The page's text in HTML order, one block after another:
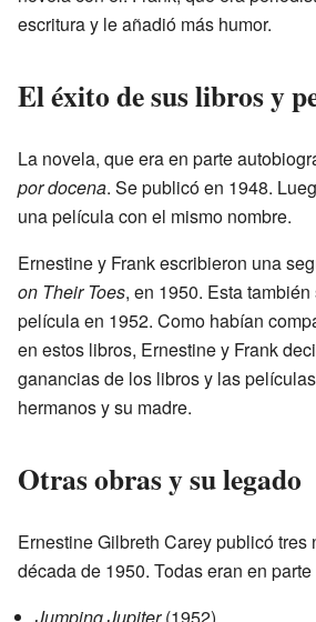
escritura y le añadió más humor.
El éxito de sus libros y
La novela, que era en parte
por docena. Se publicó en 1948.
una película con el mismo nombre.
Ernestine y Frank escribieron una
on Their Toes, en 1950. Esta
película en 1952. Como habían
en estos libros, Ernestine y Frank
ganancias de los libros y las
hermanos y su madre.
Otras obras y su legado
Ernestine Gilbreth Carey publicó tres
década de 1950. Todas eran en